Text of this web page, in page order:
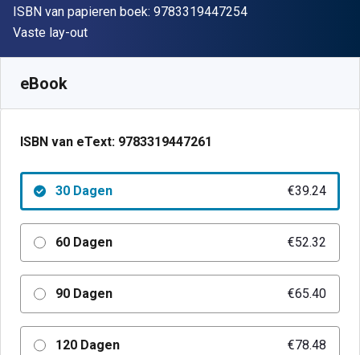
ISBN van papieren boek: 9783319447254"ISBN-13
Indeling
Vaste lay-out
eBook
ISBN van eText: 9783319447261
30 Dagen €39.24
60 Dagen €52.32
90 Dagen €65.40
120 Dagen €78.48